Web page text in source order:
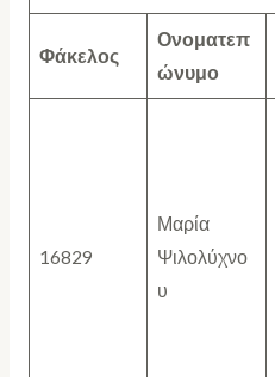
Φάκελος
Ονοματεπ
ώνυμο
16829
Μαρία
Ψιλολύχνο
υ